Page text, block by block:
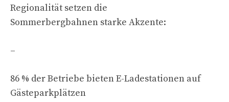
Regionalität setzen die
Sommerbergbahnen starke Akzente:
–
86 % der Betriebe bieten E-Ladestationen auf
Gästeparkplätzen